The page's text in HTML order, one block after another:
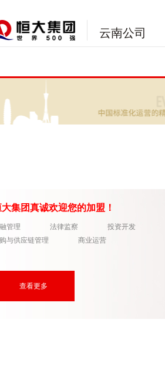
云南公司
集团真诚欢迎您的加盟！
管理 法律监察
投资开发
与供应链管理
商业运营
查看更多